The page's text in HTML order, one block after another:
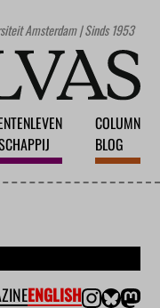
Amsterdam | Sinds 1953
COLUMN
BLOG
ENGLISH